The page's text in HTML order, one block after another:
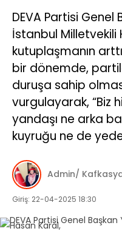
DEVA Partisi Genel
İstanbul
kutuplaşmanın
bir dönemde,
duruşa sahip
vurgulayarak, “Biz
yandaşı ne arka
kuyruğu ne de
Admin/
Giriş: 22-04-2025 18:30